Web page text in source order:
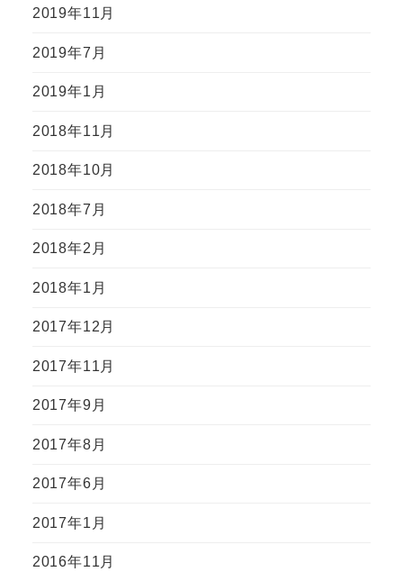
2019年11月
2019年7月
2019年1月
2018年11月
2018年10月
2018年7月
2018年2月
2018年1月
2017年12月
2017年11月
2017年9月
2017年8月
2017年6月
2017年1月
2016年11月